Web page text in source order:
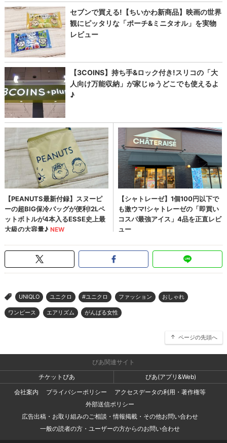
> UNIQLO ユニクロ #ユニクロ ファッション おしゃれ
ワンピース エアリズム がんばる女性
ページの先頭へ
ぴあ関連サイト
チケットぴあ
ぴあ(アプリ&Web)
会社案内
プライバシーポリシー
アクセスデータの利用・著作権等
外部送信ポリシー
広告出稿・お取り組みのご相談・情報掲載・その他お問い合わせ
一般の読者の方・ユーザーの方からのお問い合わせ